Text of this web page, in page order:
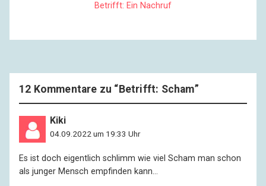
Betrifft: Ein Nachruf
12 Kommentare zu “ Betrifft: Scham”
Kiki
04.09.2022 um 19:33 Uhr
Es ist doch eigentlich schlimm wie viel Scham man schon
als junger Mensch empfinden kann…